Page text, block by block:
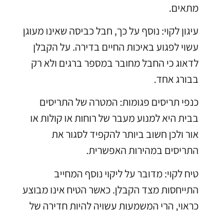
מתאים.
עיגון לקוי: נוסף על כך, חבל כביסה שאינו מעוגן
עשוי לפגוע באיכות החיים בדירה. על הקבלן
לדאוג כי החבל מחובר במספר ברגים ולא רק
בבורג אחד.
כנפי תריסים פגומות: המטרה של התריסים
בבית היא למנוע מעבר של רוחות או קולות או
אור ולכן חשוב ביותר להקפיד לסגור את
התריסים במהירות האפשרית.
טיח לקוי: מדובר על ליקוי נוסף המחייב
התייחסות מצד הקבלן. כאשר הטיח אינו מבוצע
כראוי, הרי המשמעות עשויה להיות חדירה של